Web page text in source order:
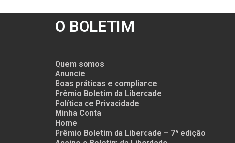
O BOLETIM
Quem somos
Anuncie
Boas práticas e compliance
Prêmio Boletim da Liberdade
Política de Privacidade
Minha Conta
Home
Prêmio Boletim da Liberdade – 7ª edição